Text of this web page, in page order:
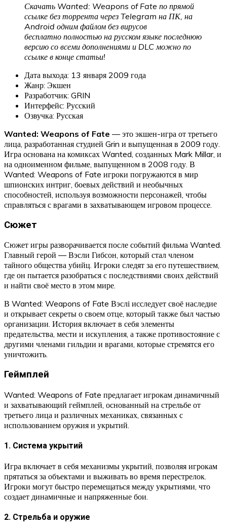
Скачать Wanted: Weapons of Fate по прямой
ссылке без торрента через Telegram на ПК, на
Android одним файлом без вирусов
бесплатно полностью на русском языке последнюю
версию со всеми дополнениями и DLC можно по
ссылке в конце статьи!
Дата выхода: 13 января 2009 года
Жанр: Экшен
Разработчик: GRIN
Интерфейс: Русский
Озвучка: Русская
Wanted: Weapons of Fate — это экшен-игра от третьего
лица, разработанная студией Grin и выпущенная в 2009 году.
Игра основана на комиксах Wanted, созданных Mark Millar, и
на одноименном фильме, выпущенном в 2008 году. В
Wanted: Weapons of Fate игроки погружаются в мир
шпионских интриг, боевых действий и необычных
способностей, используя возможности персонажей, чтобы
справляться с врагами в захватывающем игровом процессе.
Сюжет
Сюжет игры разворачивается после событий фильма Wanted.
Главный герой — Вэсли Гибсон, который стал членом
тайного общества убийц. Игроки следят за его путешествием,
где он пытается разобраться с последствиями своих действий
и найти своё место в этом мире.
В Wanted: Weapons of Fate Вэслі исследует своё наследие
и открывает секреты о своем отце, который также был частью
организации. История включает в себя элементы
предательства, мести и искупления, а также противостояние с
другими членами гильдии и врагами, которые стремятся его
уничтожить.
Геймплей
Wanted: Weapons of Fate предлагает игрокам динамичный
и захватывающий геймплей, основанный на стрельбе от
третьего лица и различных механиках, связанных с
использованием оружия и укрытий.
1. Система укрытий
Игра включает в себя механизмы укрытий, позволяя игрокам
прятаться за объектами и выживать во время перестрелок.
Игроки могут быстро перемещаться между укрытиями, что
создает динамичные и напряженные бои.
2. Стрельба и оружие